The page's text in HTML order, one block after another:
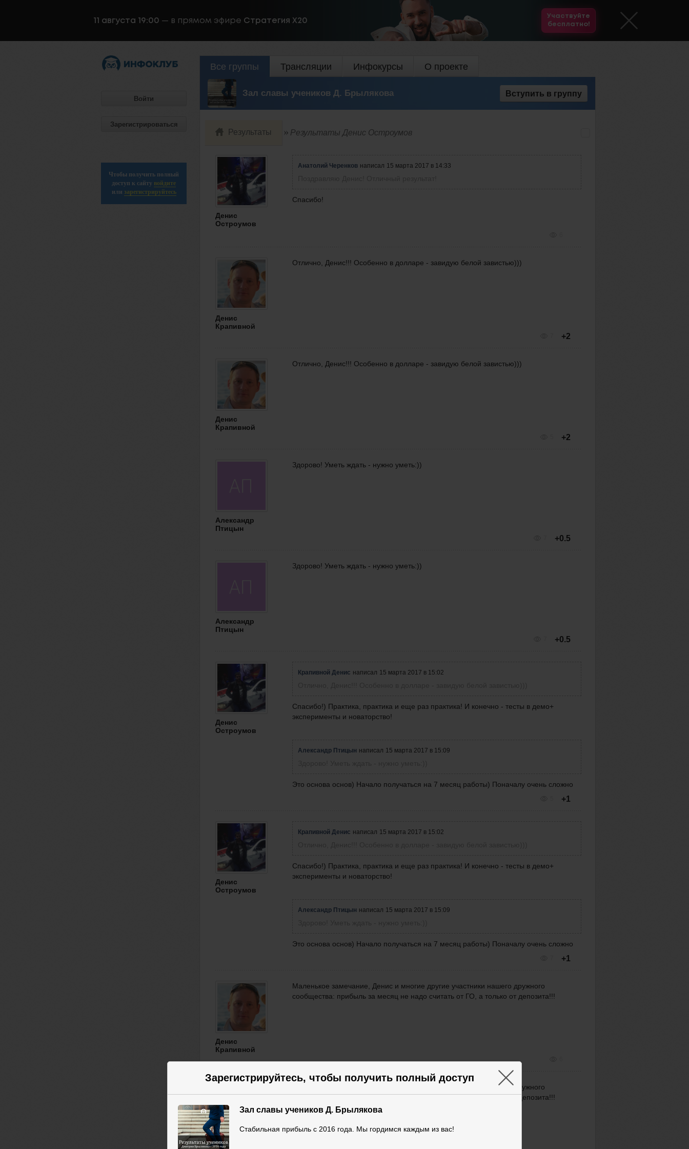
Зарегистрируйтесь, чтобы получить полный доступ
Зал славы учеников Д. Брылякова
Стабильная прибыль с 2016 года. Мы гордимся каждым из вас!
×
11 августа 19:00 — в прямом эфире Стратегия Х20
Участвуйте
бесплатно!
Войти
Зарегистрироваться
Чтобы получить полный
доступ к сайту войдите
или зарегистрируйтесь
Все группы Трансляции Инфокурсы О проекте
Зал славы учеников Д. Брылякова Вступить в группу
Результаты Результаты Денис Остроумов
Денис
Остроумов
Анатолий Черенков написал 15 марта 2017 в 14:33
Спасибо!
Денис
Крапивной
Отлично, Денис!!! Особенно в долларе - завидую белой завистью)))
+2
Денис
Крапивной
Отлично, Денис!!! Особенно в долларе - завидую белой завистью)))
+2
Александр
Птицын
Здорово! Уметь ждать - нужно уметь:))
+0.5
Александр
Птицын
Здорово! Уметь ждать - нужно уметь:))
+0.5
Денис
Остроумов
Крапивной Денис написал 15 марта 2017 в 15:02
Спасибо!) Практика, практика и еще раз практика! И конечно - тесты в демо+
эксперименты и новаторство!
Александр Птицын написал 15 марта 2017 в 15:09
Это основа основ) Начало получаться на 7 месяц работы) Поначалу очень сложно
+1
Денис
Остроумов
Крапивной Денис написал 15 марта 2017 в 15:02
Спасибо!) Практика, практика и еще раз практика! И конечно - тесты в демо+
эксперименты и новаторство!
Александр Птицын написал 15 марта 2017 в 15:09
Это основа основ) Начало получаться на 7 месяц работы) Поначалу очень сложно
+1
Денис
Крапивной
Маленькое замечание, Денис и многие другие участники нашего дружного
сообщества: прибыль за месяц не надо считать от ГО, а только от депозита!!!
Денис
Маленькое замечание, Денис и многие другие участники нашего дружного
сообщества: прибыль за месяц не надо считать от ГО, а только от депозита!!!